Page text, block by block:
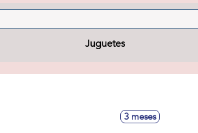
Juguetes
3 meses